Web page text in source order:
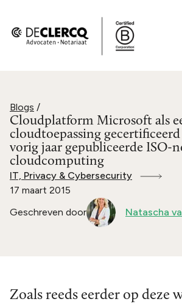
Blogs /
Cloudplatform Microsoft als
cloudtoepassing
vorig jaar gepubliceerde ISO-
cloudcomputing
IT, Privacy & Cybersecurity
17 maart 2015
Geschreven door
Natascha
Zoals reeds eerder op deze